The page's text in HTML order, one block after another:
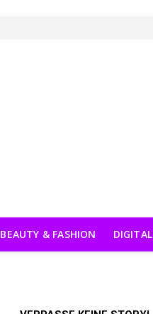
BEAUTY & FASHION DIGITAL